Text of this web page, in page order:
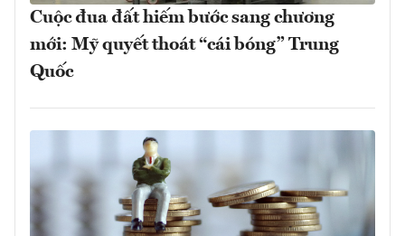
Cuộc đua đất hiếm bước sang chương
mới: Mỹ quyết thoát “cái bóng” Trung
Quốc